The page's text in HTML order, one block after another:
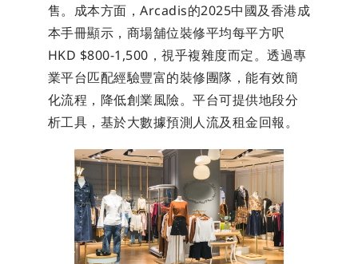
售。成本方面，Arcadis的2025中國及香港成
本手冊顯示，商場舖位裝修平均每平方呎
HKD $800-1,500，視乎複雜度而定。透過專
業平台匹配經驗豐富的裝修團隊，能有效簡
化流程，降低創業風險。平台可提供地段分
析工具，基於大數據預測人流及租金回報。